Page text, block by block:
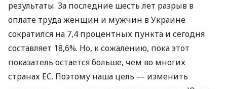
результаты. За последние шесть лет разрыв в
оплате труда женщин и мужчин в Украине
сократился на 7,4 процентных пункта и сегодня
составляет 18,6%. Но, к сожалению, пока этот
показатель остается больше, чем во многих
странах ЕС. Поэтому наша цель — изменить